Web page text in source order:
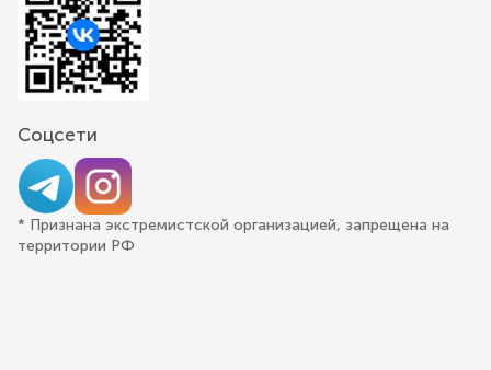
Соцсети
* Признана экстремистской организацией, запрещена на
территории РФ